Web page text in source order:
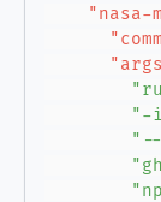
"nasa-
"-
"--